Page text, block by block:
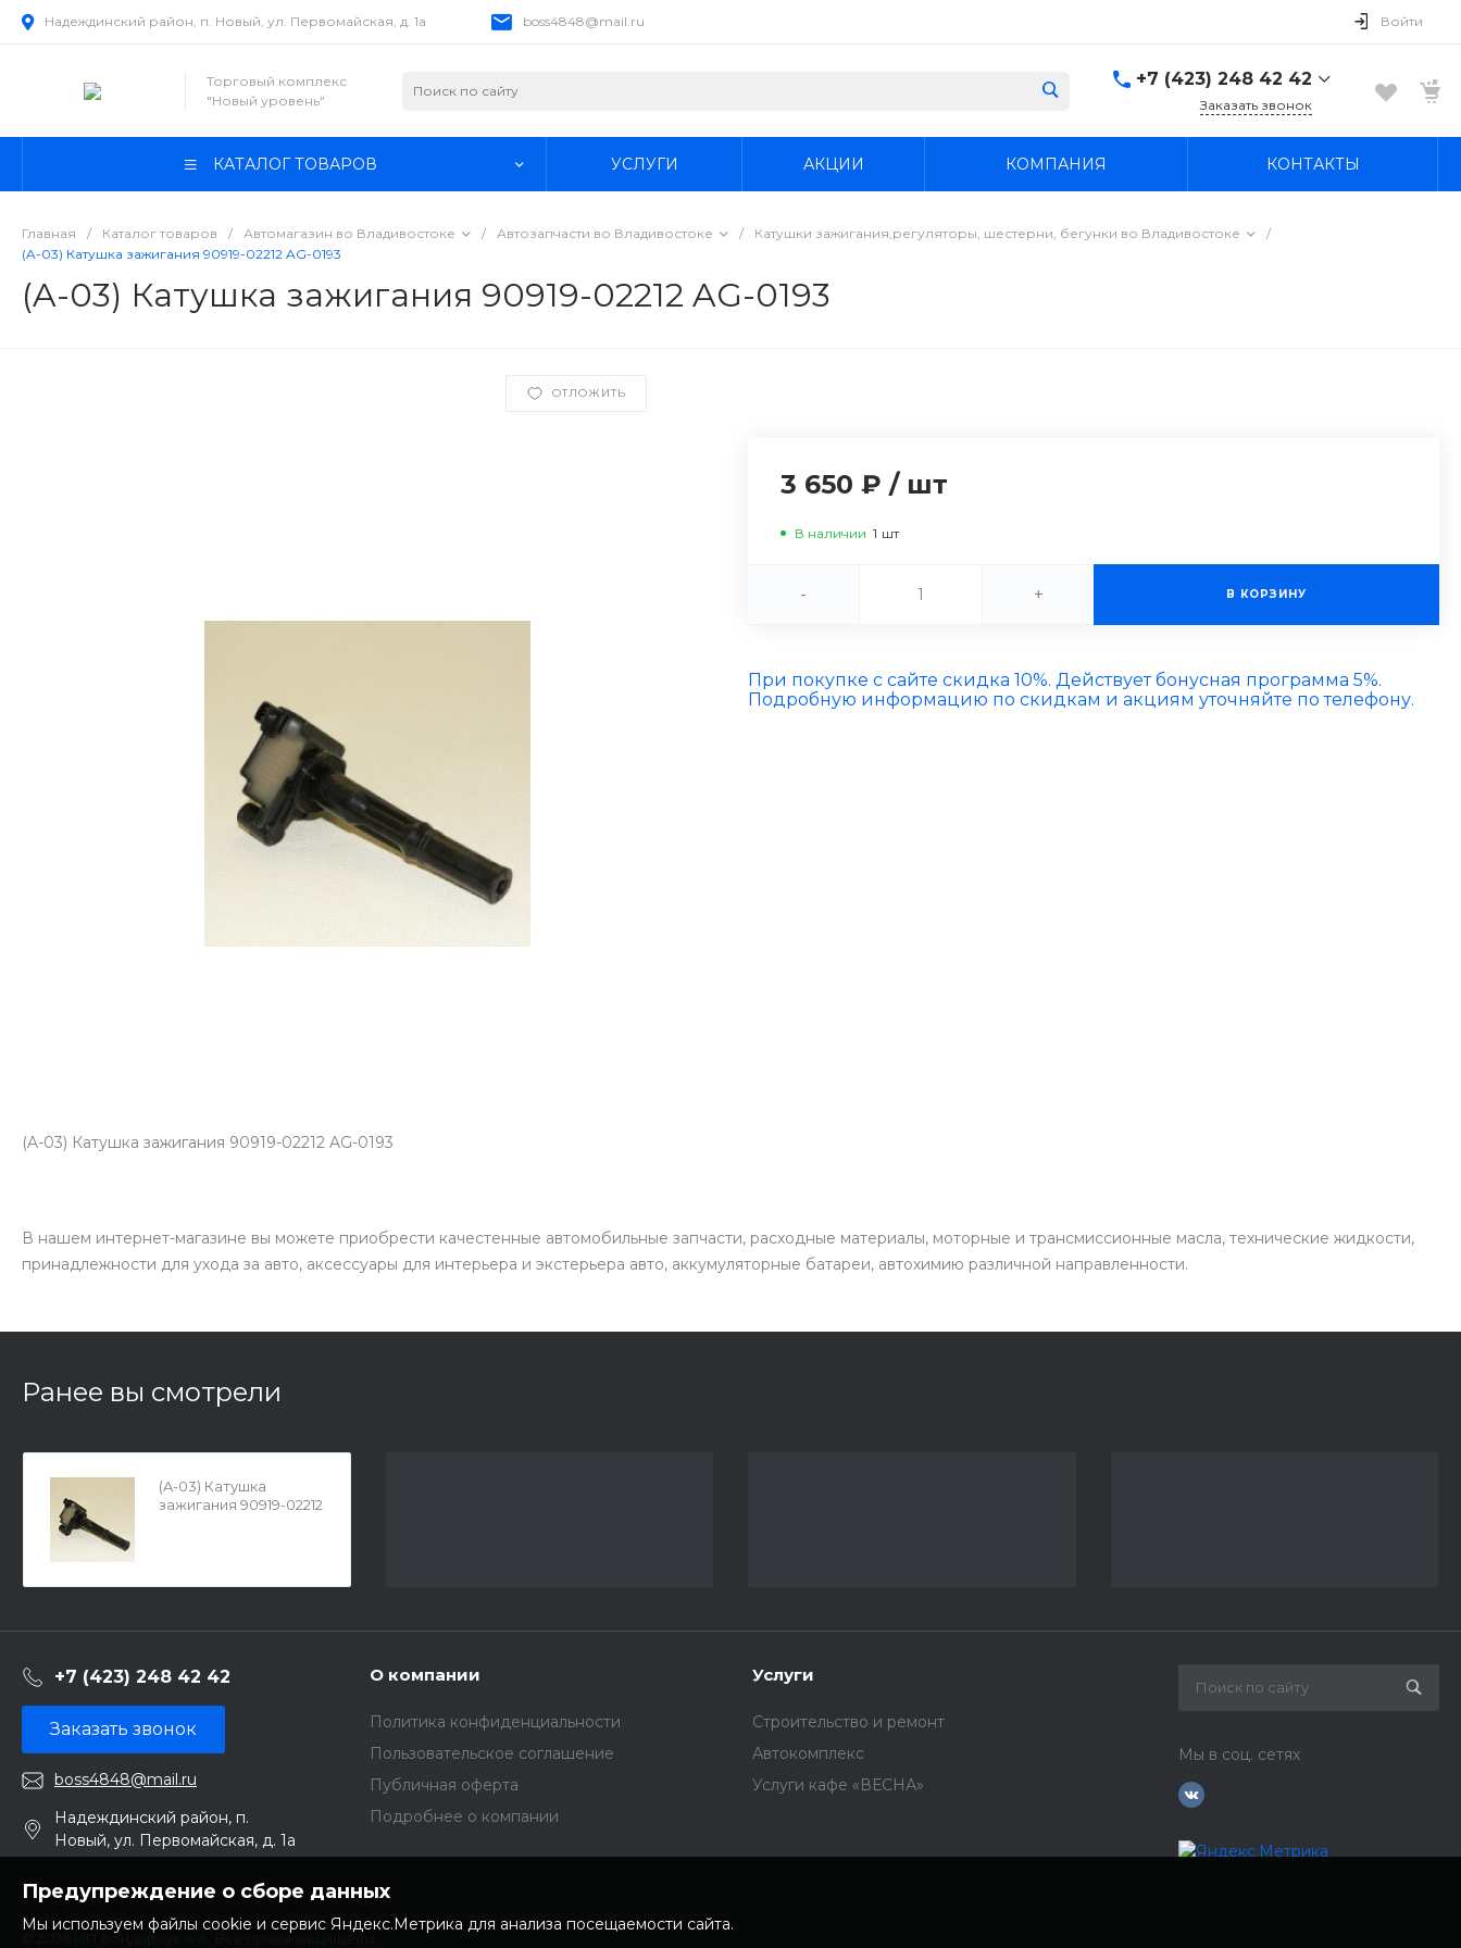
Надеждинский район, п. Новый, ул. Первомайская, д. 1а boss4848@mail.ru Войти
Торговый комплекс
"Новый уровень"
+7 (423) 248 42 42
Надеждинский район, п.
boss4848@mail.ru
Заказать звонок
КАТАЛОГ ТОВАРОВ УСЛУГИ АКЦИИ КОМПАНИЯ КОНТАКТЫ
Главная / Каталог товаров / Автомагазин во Владивостоке / Автозапчасти во Владивостоке / Катушки зажигания,регуляторы, шестерни, бегунки во Владивостоке
/
(A-03) Катушка зажигания 90919-02212 AG-0193
(A-03) Катушка зажигания 90919-02212 AG-0193
ОТЛОЖИТЬ
(A-03) Катушка зажигания 90919-02212 AG-0193
3 650 ₽ / шт
В наличии 1 шт
- + В КОРЗИНУ
При покупке с сайте скидка 10%. Действует бонусная программа 5%.
Подробную информацию по скидкам и акциям уточняйте по телефону.
В нашем интернет-магазине вы можете приобрести качестенные автомобильные запчасти, расходные материалы, моторные и трансмиссионные масла, технические жидкости,
принадлежности для ухода за авто, аксессуары для интерьера и экстерьера авто, аккумуляторные батареи, автохимию различной направленности.
Ранее вы смотрели
(A-03) Катушка
зажигания 90919-02212
+7 (423) 248 42 42
Заказать звонок
boss4848@mail.ru
Надеждинский район, п.
Новый, ул. Первомайская, д. 1а
О компании
Политика конфиденциальности
Пользовательское соглашение
Публичная оферта
Подробнее о компании
Услуги
Строительство и ремонт
Автокомплекс
Услуги кафе «ВЕСНА»
Мы в соц. сетях
© 2026 ИП Бондарчук А.А. Все права защищены.
Предупреждение о сборе данных
Мы используем файлы cookie и сервис Яндекс.Метрика для анализа посещаемости сайта.